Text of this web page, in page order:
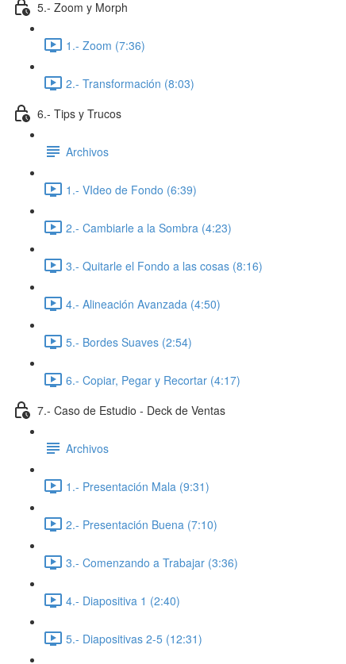
5.- Zoom y Morph
1.- Zoom (7:36)
2.- Transformación (8:03)
6.- Tips y Trucos
Archivos
1.- VIdeo de Fondo (6:39)
2.- Cambiarle a la Sombra (4:23)
3.- Quitarle el Fondo a las cosas (8:16)
4.- Alineación Avanzada (4:50)
5.- Bordes Suaves (2:54)
6.- Copiar, Pegar y Recortar (4:17)
7.- Caso de Estudio - Deck de Ventas
Archivos
1.- Presentación Mala (9:31)
2.- Presentación Buena (7:10)
3.- Comenzando a Trabajar (3:36)
4.- Diapositiva 1 (2:40)
5.- Diapositivas 2-5 (12:31)